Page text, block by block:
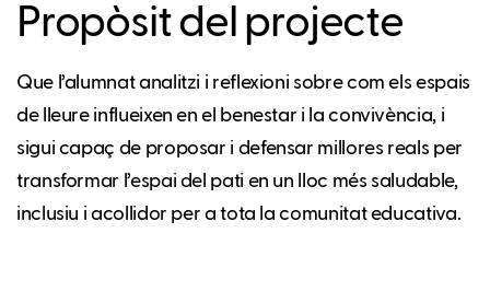
Propòsit del projecte
Que l’alumnat analitzi i reflexioni sobre com els espais
de lleure influeixen en el benestar i la convivència, i
sigui capaç de proposar i defensar millores reals per
transformar l’espai del pati en un lloc més saludable,
inclusiu i acollidor per a tota la comunitat educativa.